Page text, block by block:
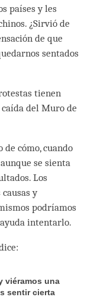
países y les
¿Sirvió de
de que
sentados
tienen
caída del Muro de
de cómo, cuando
se sienta
Los
y
podríamos
ayuda intentarlo.
viéramos una
sentir cierta